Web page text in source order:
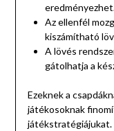
Az ellenfél
kiszámítható
A lövés
gátolhatja a
Ezeknek a
játékosoknak
játékstratégiájukat.